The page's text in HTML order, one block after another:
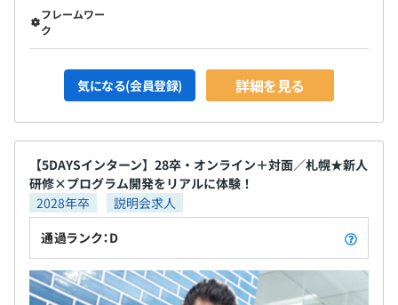
フレームワー
ク
気になる(会員登録) 詳細を見る
【5DAYSインターン】28卒・オンライン＋対面／札幌★新人
研修×プログラム開発をリアルに体験！
2028年卒
説明会求人
通過ランク：D